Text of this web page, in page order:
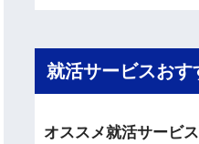
就活サービスお
オススメ就活サービス